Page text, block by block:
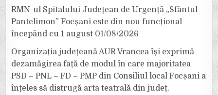
RMN-ul Spitalului Județean de Urgență „Sfântul
Pantelimon” Focșani este din nou funcțional
începând cu 1 august 01/08/2026
Organizația județeană AUR Vrancea își exprimă
dezamăgirea față de modul în care majoritatea
PSD – PNL – FD – PMP din Consiliul local Focșani a
înțeles să distrugă arta teatrală din județ.